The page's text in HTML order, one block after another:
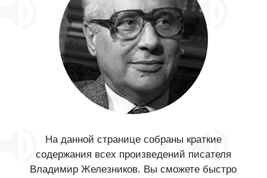
На данной странице собраны краткие
содержания всех произведений писателя
Владимир Железников. Вы сможете быстро